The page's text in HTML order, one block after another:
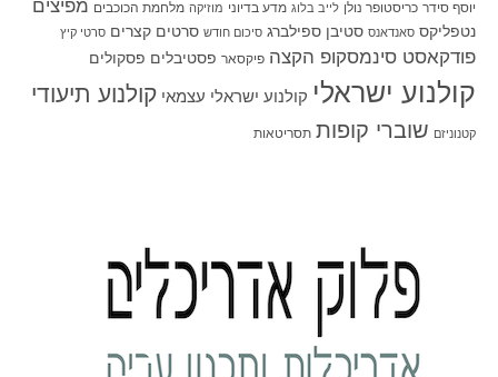
יוסף סידר כריסטופר נולן לייב בלוג מדע בדיוני מוזיקה מלחמת הכוכבים מפיצים
נטפליקס סאנדאנס סטיבן ספילברג סיכום חודש סרטים קצרים סרטי קיץ
פודקאסט סינמסקופ הקצה פיקסאר פסטיבלים פסקולים
קולנוע ישראלי קולנוע ישראלי עצמאי קולנוע תיעודי
קטנוניזם שוברי קופות תסריטאות